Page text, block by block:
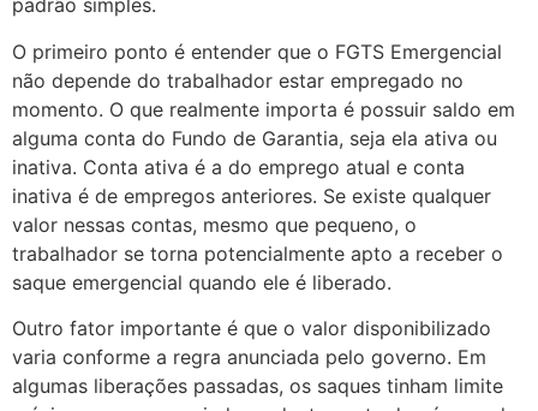
padrão simples.
O primeiro ponto é entender que o FGTS Emergencial
não depende do trabalhador estar empregado no
momento. O que realmente importa é possuir saldo em
alguma conta do Fundo de Garantia, seja ela ativa ou
inativa. Conta ativa é a do emprego atual e conta
inativa é de empregos anteriores. Se existe qualquer
valor nessas contas, mesmo que pequeno, o
trabalhador se torna potencialmente apto a receber o
saque emergencial quando ele é liberado.
Outro fator importante é que o valor disponibilizado
varia conforme a regra anunciada pelo governo. Em
algumas liberações passadas, os saques tinham limite